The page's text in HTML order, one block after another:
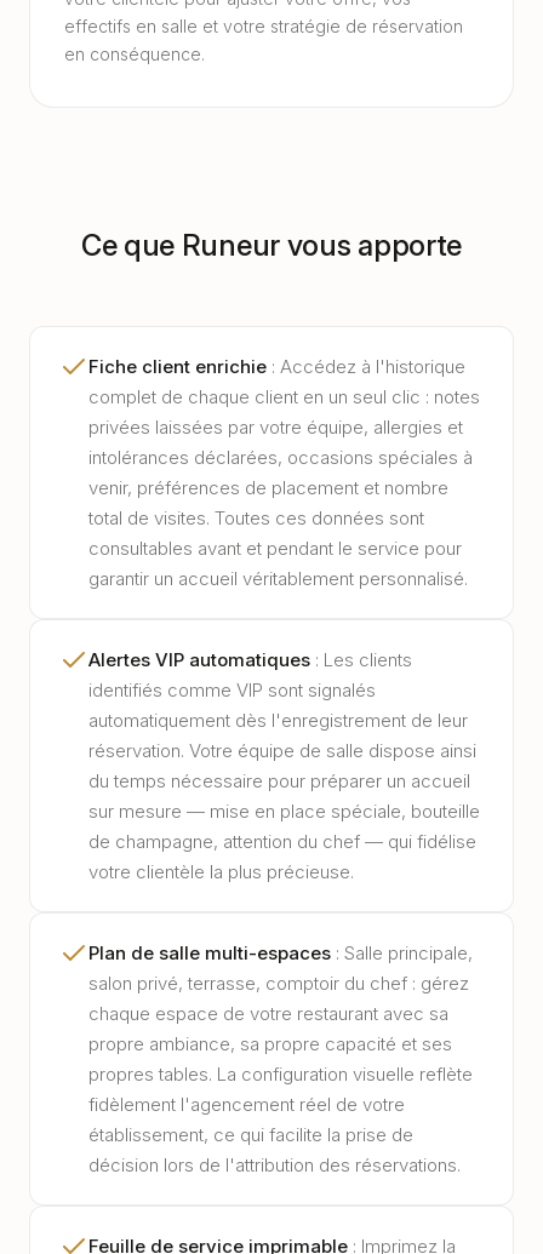
effectifs en salle et votre stratégie de réservation
en conséquence.
Ce que Runeur vous apporte
Fiche client enrichie : Accédez à l'historique
complet de chaque client en un seul clic : notes
privées laissées par votre équipe, allergies et
intolérances déclarées, occasions spéciales à
venir, préférences de placement et nombre
total de visites. Toutes ces données sont
consultables avant et pendant le service pour
garantir un accueil véritablement personnalisé.
Alertes VIP automatiques : Les clients
identifiés comme VIP sont signalés
automatiquement dès l'enregistrement de leur
réservation. Votre équipe de salle dispose ainsi
du temps nécessaire pour préparer un accueil
sur mesure — mise en place spéciale, bouteille
de champagne, attention du chef — qui fidélise
votre clientèle la plus précieuse.
Plan de salle multi-espaces : Salle principale,
salon privé, terrasse, comptoir du chef : gérez
chaque espace de votre restaurant avec sa
propre ambiance, sa propre capacité et ses
propres tables. La configuration visuelle reflète
fidèlement l'agencement réel de votre
établissement, ce qui facilite la prise de
décision lors de l'attribution des réservations.
Feuille de service imprimable : Imprimez la